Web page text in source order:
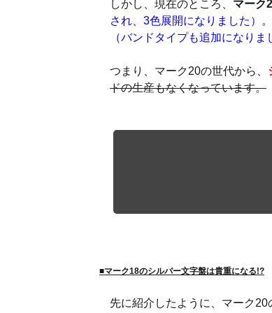
しかし、現在のところ、 マーク
され、3色展開になりました）
（バンドタイプも追加になりま
つまり、マーク20の世代から、
ドの生産もなくなっています。
■マーク18のシルバー文字盤は貴重になる!?
先に紹介したように、マーク20